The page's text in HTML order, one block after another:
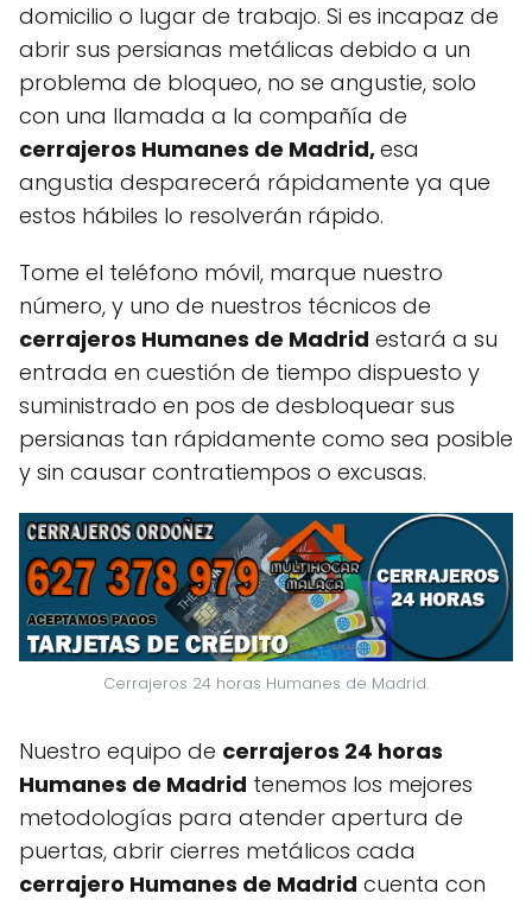
domicilio o lugar de trabajo. Si es incapaz de
abrir sus persianas metálicas debido a un
problema de bloqueo, no se angustie, solo
con una llamada a la compañía de
cerrajeros Humanes de Madrid,esa
angustia desparecerá rápidamente ya que
estos hábiles lo resolverán rápido.
Tome el teléfono móvil, marque nuestro
número, y uno de nuestros técnicos de
cerrajeros Humanes de Madrid estará a su
entrada en cuestión de tiempo dispuesto y
suministrado en pos de desbloquear sus
persianas tan rápidamente como sea posible
y sin causar contratiempos o excusas.
Cerrajeros 24 horas Humanes de Madrid.
Nuestro equipo de cerrajeros 24 horas
Humanes de Madrid tenemos los mejores
metodologías para atender apertura de
puertas, abrir cierres metálicos cada
cerrajero Humanes de Madrid cuenta con